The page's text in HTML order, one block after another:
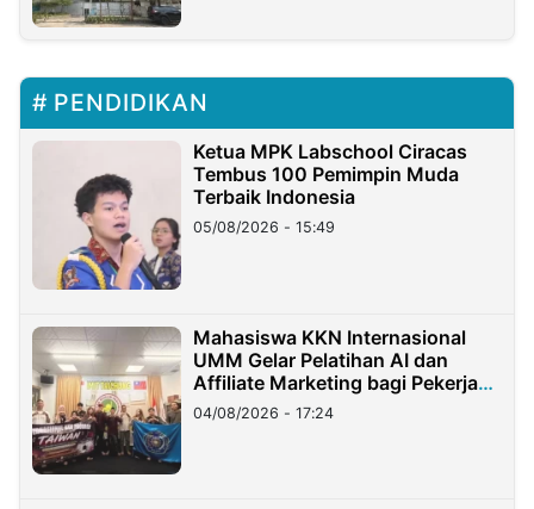
PENDIDIKAN
Ketua MPK Labschool Ciracas
Tembus 100 Pemimpin Muda
Terbaik Indonesia
05/08/2026 - 15:49
Mahasiswa KKN Internasional
UMM Gelar Pelatihan AI dan
Affiliate Marketing bagi Pekerja
Migran Indonesia di Taiwan
04/08/2026 - 17:24